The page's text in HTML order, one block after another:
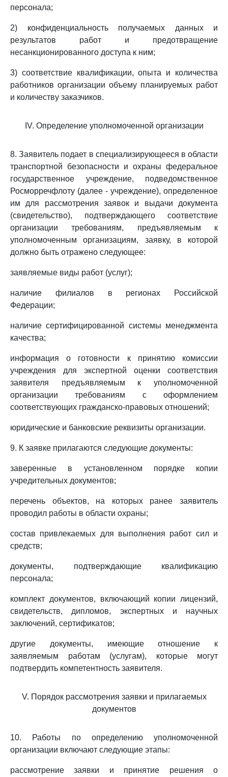
персонала;
2) конфиденциальность получаемых данных и
результатов работ и предотвращение
несанкционированного доступа к ним;
3) соответствие квалификации, опыта и количества
работников организации объему планируемых работ
и количеству заказчиков.
IV. Определение уполномоченной организации
8. Заявитель подает в специализирующееся в области
транспортной безопасности и охраны федеральное
государственное учреждение, подведомственное
Росморречфлоту (далее - учреждение), определенное
им для рассмотрения заявок и выдачи документа
(свидетельство), подтверждающего соответствие
организации требованиям, предъявляемым к
уполномоченным организациям, заявку, в которой
должно быть отражено следующее:
заявляемые виды работ (услуг);
наличие филиалов в регионах Российской
Федерации;
наличие сертифицированной системы менеджмента
качества;
информация о готовности к принятию комиссии
учреждения для экспертной оценки соответствия
заявителя предъявляемым к уполномоченной
организации требованиям с оформлением
соответствующих гражданско-правовых отношений;
юридические и банковские реквизиты организации.
9. К заявке прилагаются следующие документы:
заверенные в установленном порядке копии
учредительных документов;
перечень объектов, на которых ранее заявитель
проводил работы в области охраны;
состав привлекаемых для выполнения работ сил и
средств;
документы, подтверждающие квалификацию
персонала;
комплект документов, включающий копии лицензий,
свидетельств, дипломов, экспертных и научных
заключений, сертификатов;
другие документы, имеющие отношение к
заявляемым работам (услугам), которые могут
подтвердить компетентность заявителя.
V. Порядок рассмотрения заявки и прилагаемых
документов
10. Работы по определению уполномоченной
организации включают следующие этапы:
рассмотрение заявки и принятие решения о